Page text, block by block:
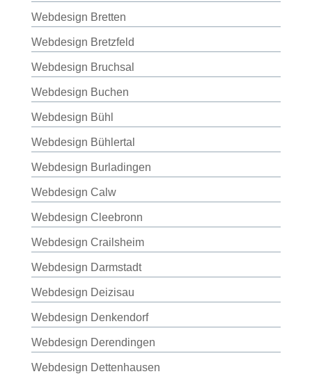
Webdesign Bretten
Webdesign Bretzfeld
Webdesign Bruchsal
Webdesign Buchen
Webdesign Bühl
Webdesign Bühlertal
Webdesign Burladingen
Webdesign Calw
Webdesign Cleebronn
Webdesign Crailsheim
Webdesign Darmstadt
Webdesign Deizisau
Webdesign Denkendorf
Webdesign Derendingen
Webdesign Dettenhausen